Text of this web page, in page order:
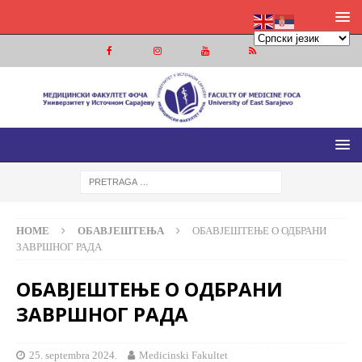
МЕДИЦИНСКИ ФАКУЛТЕТ ФОЧА
МЕДИЦИНСКИ ФАКУЛТЕТ УНИВЕРЗИТЕТА У ИСТОЧНОМ
HOME ОБАВЈЕШТЕЊА
ОБАВЈЕШТЕЊЕ О ОДБРАНИ
ЗАВРШНОГ РАДА
ОБАВЈЕШТЕЊЕ О ОДБРАНИ
ЗАВРШНОГ РАДА
25. septembra 2024. Medicinski Fakultet